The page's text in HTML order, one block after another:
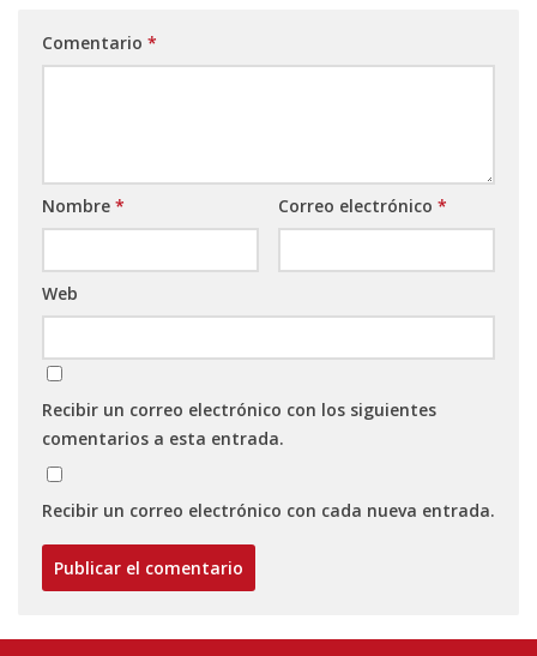
Comentario *
Nombre * Correo electrónico *
Web
Recibir un correo electrónico con los siguientes
comentarios a esta entrada.
Recibir un correo electrónico con cada nueva entrada.